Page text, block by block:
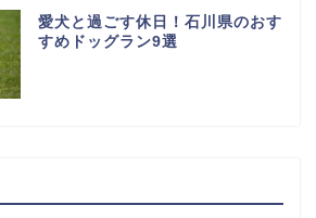
愛犬と過ごす休日！石川県のおす
すめドッグラン9選